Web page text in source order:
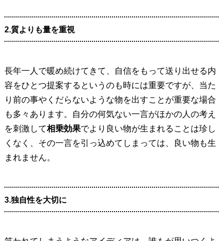
2.質よりも量を重視
長年一人で暖め続けてきて、自信をもって送り出せる内
容をひとつ提案するというのも時には重要ですが、当た
り前の事やくだらないような物を出すことが重要な場合
も多々あります。自分の何気ない一言がほかの人の考え
を刺激して相乗効果でより良い物が生まれることは珍し
くなく、その一言を引っ込めてしまっては、良い物も生
まれません。
3.独自性を大切に